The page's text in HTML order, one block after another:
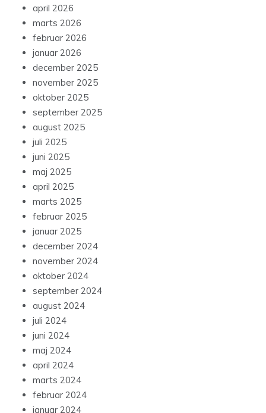
april 2026
marts 2026
februar 2026
januar 2026
december 2025
november 2025
oktober 2025
september 2025
august 2025
juli 2025
juni 2025
maj 2025
april 2025
marts 2025
februar 2025
januar 2025
december 2024
november 2024
oktober 2024
september 2024
august 2024
juli 2024
juni 2024
maj 2024
april 2024
marts 2024
februar 2024
januar 2024